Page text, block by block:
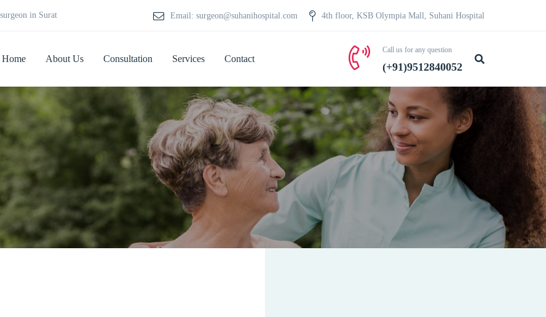
in Surat Email: surgeon@suhanihospital.com 4th floor, KSB Olympia Mall, Suhani Hospital
Home About Us Consultation Services Contact
Call us for any question
(+91)9512840052